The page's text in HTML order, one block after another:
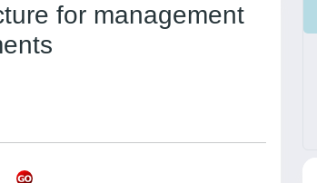
for management